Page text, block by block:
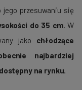
jego przesuwaniu się
do 35 cm . W
jako chłodzące
najbardziej
na rynku.